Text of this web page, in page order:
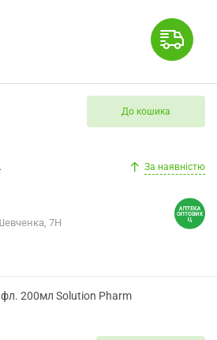
До кошика
За наявністю
7Н
200мл Solution Pharm